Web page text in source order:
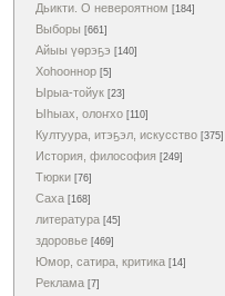
Дьикти. О невероятном [184]
Выборы [661]
Айыы үөрэҕэ [140]
Хоһооннор [5]
Ырыа-тойук [23]
Ыһыах, олоҥхо [110]
Култуура, итэҕэл, искусство [375]
История, философия [249]
Тюрки [76]
Саха [168]
литература [45]
здоровье [469]
Юмор, сатира, критика [14]
Реклама [7]